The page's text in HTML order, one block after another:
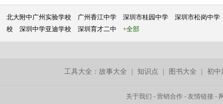
北大附中广州实验学校 广州香江中学 深圳市桂园中学
深圳市松岗中学
校
深圳中学亚迪学校 深圳育才二中 +全部
工具大全：故事大全 |知识点 图书大全 |初中
关于我们 -营销合作 -友情链接 -